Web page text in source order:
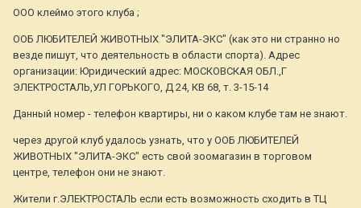
ООО клеймо этого клуба ;
ООБ ЛЮБИТЕЛЕЙ ЖИВОТНЫХ "ЭЛИТА-ЭКС" (как это ни странно но
везде пишут, что деятельность в области спорта). Адрес
организации: Юридический адрес: МОСКОВСКАЯ ОБЛ.,Г
ЭЛЕКТРОСТАЛЬ,УЛ ГОРЬКОГО, Д 24, КВ 68, т. 3-15-14
Данный номер - телефон квартиры, ни о каком клубе там не знают.
через другой клуб удалось узнать, что у ООБ ЛЮБИТЕЛЕЙ
ЖИВОТНЫХ "ЭЛИТА-ЭКС" есть свой зоомагазин в торговом
центре, телефон они не знают.
Жители г.ЭЛЕКТРОСТАЛЬ если есть возможность сходить в ТЦ